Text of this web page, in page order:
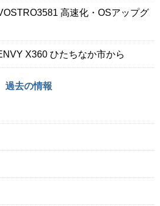
高速化・OSアップグ
X360 ひたちなか市から
過去の情報